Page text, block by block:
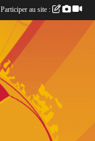
Participer au site :